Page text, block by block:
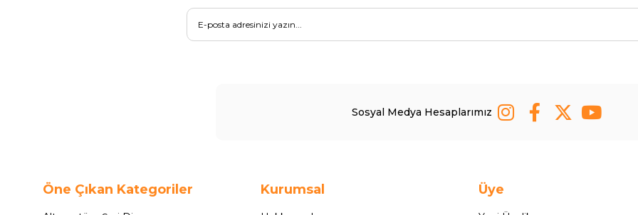
Sosyal Medya Hesaplarımız
Öne Çıkan Kategoriler Kurumsal Üye